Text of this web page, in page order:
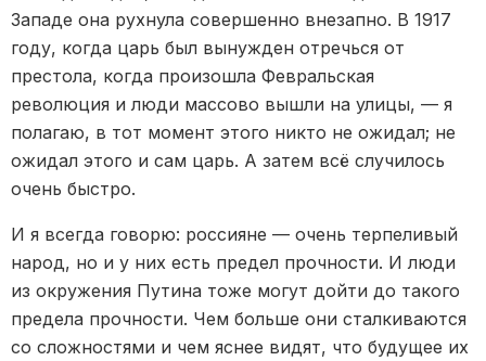
Западе она рухнула совершенно внезапно. В 1917
году, когда царь был вынужден отречься от
престола, когда произошла Февральская
революция и люди массово вышли на улицы, — я
полагаю, в тот момент этого никто не ожидал; не
ожидал этого и сам царь. А затем всё случилось
очень быстро.
И я всегда говорю: россияне — очень терпеливый
народ, но и у них есть предел прочности. И люди
из окружения Путина тоже могут дойти до такого
предела прочности. Чем больше они сталкиваются
со сложностями и чем яснее видят, что будущее их